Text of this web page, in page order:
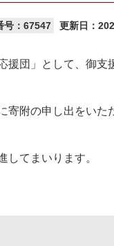
号：67547 更新日：
援団」として、御支
寄附の申し出をいた
してまいります。